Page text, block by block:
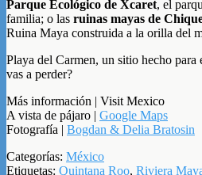
Parque Ecológico de Xcaret, el
familia; o las ruinas mayas de
Ruina Maya construida a la orilla del
Playa del Carmen, un sitio hecho para
vas a perder?
Más información | Visit Mexico
A vista de pájaro | Google Maps
Fotografía | Bogdan & Delia Bratosin
Categorías: México
Etiquetas: Quintana Roo, Riviera